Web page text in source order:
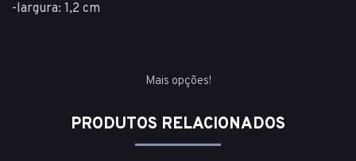
-largura: 1,2 cm
Mais opções!
PRODUTOS RELACIONADOS